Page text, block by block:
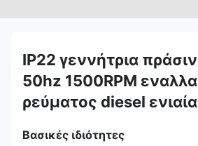
IP22 γεννήτρια
50hz 1500RPM
ρεύματος diesel
Βασικές ιδιότητες